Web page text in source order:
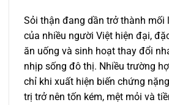
Sỏi thận đang dần trở thành mối
của nhiều người Việt hiện đại,
ăn uống và sinh hoạt thay đổi
nhịp sống đô thị. Nhiều trường
chỉ khi xuất hiện biến chứng
trị trở nên tốn kém, mệt mỏi và